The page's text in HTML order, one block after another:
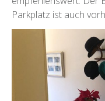
Parkplatz ist auch